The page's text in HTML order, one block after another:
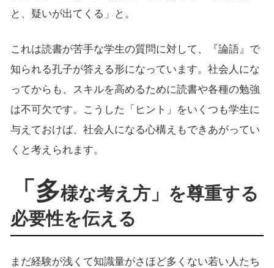
と、疑いが出てくる」と。
これは読書が苦手な学生の質問に対して、『論語』で
知られる孔子が答える形になっています。社会人にな
ってからも、スキルを高めるために読書や各種の勉強
は不可欠です。こうした「ヒント」をいくつも学生に
与えておけば、社会人になる心構えもできあがってい
くと考えられます。
「多様な考え方」を尊重する
必要性を伝える
まだ経験が浅くて知識量がさほど多くない若い人たち